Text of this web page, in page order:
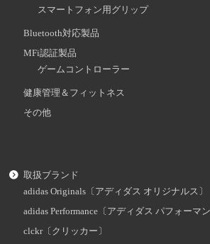
スマートフォン用グリップ
Bluetooth対応製品
MFi認証製品
ゲームコントローラー
健康管理＆フィットネス
その他
取扱ブランド
adidas Originals〔アディダス オリジナルス〕
adidas Performance〔アディダス パフォーマン
clckr〔クリッカー〕